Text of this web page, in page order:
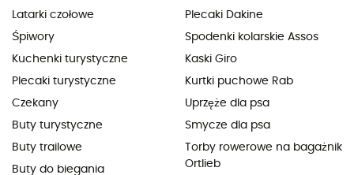
Latarki czołowe
Śpiwory
Kuchenki turystyczne
Plecaki turystyczne
Czekany
Buty turystyczne
Buty trailowe
Buty do biegania
Plecaki Dakine
Spodenki kolarskie Assos
Kaski Giro
Kurtki puchowe Rab
Uprzęże dla psa
Smycze dla psa
Torby rowerowe na bagażnik
Ortlieb